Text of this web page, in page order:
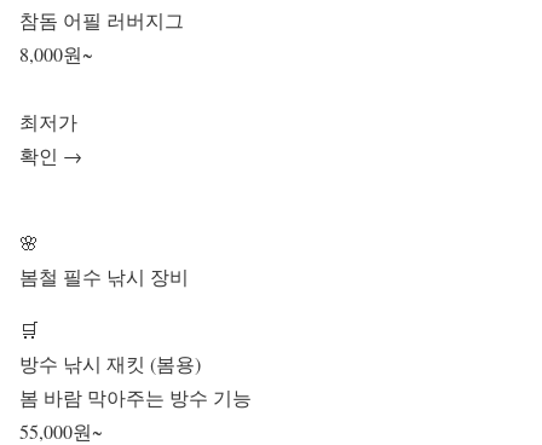
참돔 어필 러버지그
8,000원~
최저가
확인 →
🌸
봄철 필수 낚시 장비
🛒
방수 낚시 재킷 (봄용)
봄 바람 막아주는 방수 기능
55,000원~